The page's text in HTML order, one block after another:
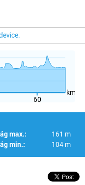
60
km
max.:
161 m
min.:
104 m